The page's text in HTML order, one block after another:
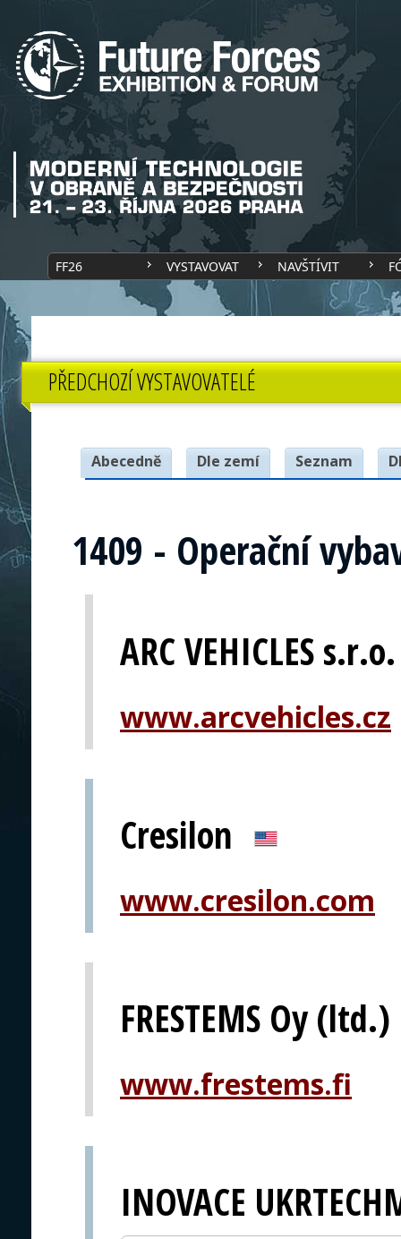
FF26 VYSTAVOVAT NAVŠTÍVIT
PŘEDCHOZÍ VYSTAVOVATELÉ
Abecedně Dle zemí Seznam
1409 - Operační
ARC VEHICLES s.r.o.
www.arcvehicles.cz
Cresilon
www.cresilon.com
FRESTEMS Oy (ltd.)
www.frestems.fi
INOVACE